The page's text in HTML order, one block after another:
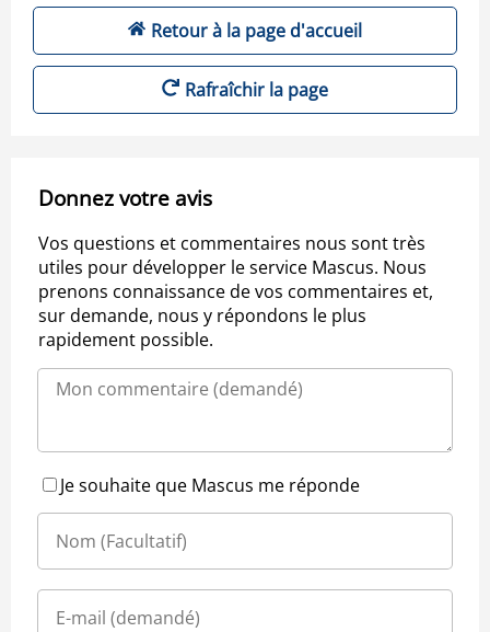
Retour à la page d'accueil
Rafraîchir la page
Donnez votre avis
Vos questions et commentaires nous sont très
utiles pour développer le service Mascus. Nous
prenons connaissance de vos commentaires et,
sur demande, nous y répondons le plus
rapidement possible.
Je souhaite que Mascus me réponde